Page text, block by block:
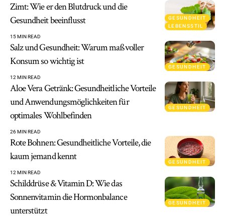
GESUNDHEIT
LEBENSSTIL
Zimt: Wie er den Blutdruck und die
Gesundheit beeinflusst
15 MIN READ
GESUNDHEIT
Salz und Gesundheit: Warum maßvoller
Konsum so wichtig ist
12 MIN READ
GESUNDHEIT
Aloe Vera Getränk: Gesundheitliche Vorteile
und Anwendungsmöglichkeiten für
optimales Wohlbefinden
26 MIN READ
GESUNDHEIT
Rote Bohnen: Gesundheitliche Vorteile, die
kaum jemand kennt
12 MIN READ
GESUNDHEIT
Schilddrüse & Vitamin D: Wie das
Sonnenvitamin die Hormonbalance
unterstützt